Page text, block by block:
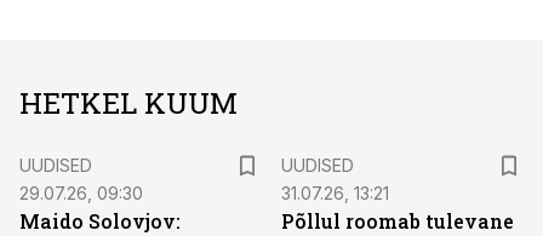
HETKEL KUUM
UUDISED
29.07.26, 09:30
Maido Solovjov:
UUDISED
31.07.26, 13:21
Põllul roomab tulevane